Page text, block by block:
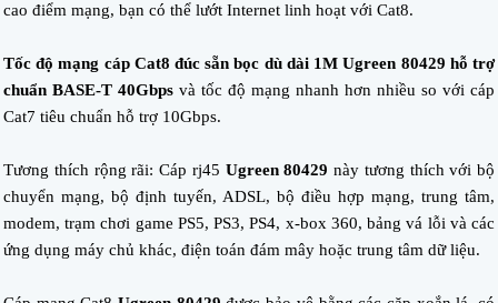
cao điểm mạng, bạn có thể lướt Internet linh hoạt với Cat8.
Tốc độ mạng cáp Cat8 đúc sẵn bọc dù dài 1M Ugreen 80429 hỗ trợ
chuẩn BASE-T 40Gbps và tốc độ mạng nhanh hơn nhiều so với cáp
Cat7 tiêu chuẩn hỗ trợ 10Gbps.
Tương thích rộng rãi: Cáp rj45 Ugreen 80429 này tương thích với bộ
chuyển mạng, bộ định tuyến, ADSL, bộ điều hợp mạng, trung tâm,
modem, trạm chơi game PS5, PS3, PS4, x-box 360, bảng vá lỗi và các
ứng dụng máy chủ khác, điện toán đám mây hoặc trung tâm dữ liệu.